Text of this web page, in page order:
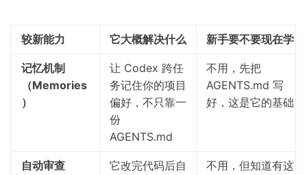
较新能力 它大概解决什么 新手要不要现在学
记忆机制
（Memories
）
让 Codex 跨任
务记住你的项目
偏好，不只靠一
份
AGENTS.md
不用，先把
AGENTS.md 写
好，这是它的基础
自动审查
它改完代码后自
不用，但知道有这